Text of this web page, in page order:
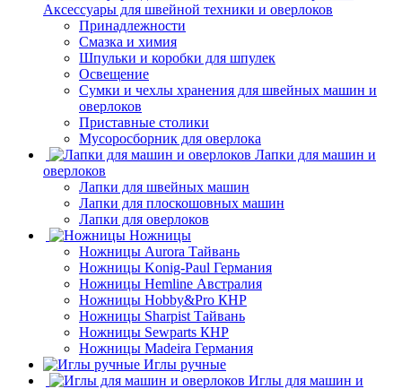
Аксессуары для швейной техники и оверлоков
Принадлежности
Смазка и химия
Шпульки и коробки для шпулек
Освещение
Сумки и чехлы хранения для швейных машин и
оверлоков
Приставные столики
Мусоросборник для оверлока
Лапки для машин и
оверлоков
Лапки для швейных машин
Лапки для плоскошовных машин
Лапки для оверлоков
Ножницы
Ножницы Aurora Тайвань
Ножницы Konig-Paul Германия
Ножницы Hemline Австралия
Ножницы Hobby&Pro КНР
Ножницы Sharpist Тайвань
Ножницы Sewparts КНР
Ножницы Madeira Германия
Иглы ручные
Иглы для машин и